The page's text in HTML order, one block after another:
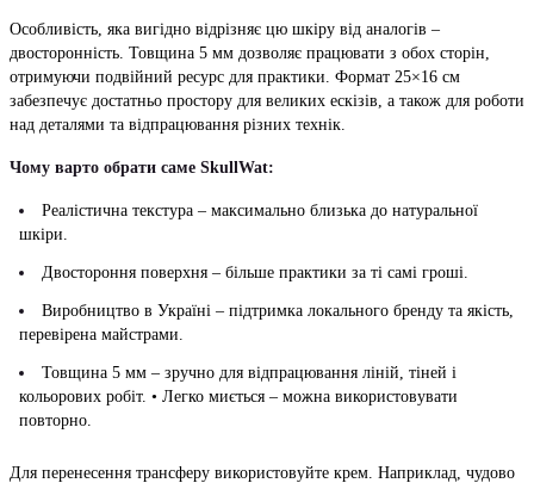
Особливість, яка вигідно відрізняє цю шкіру від аналогів –
двосторонність. Товщина 5 мм дозволяє працювати з обох сторін,
отримуючи подвійний ресурс для практики. Формат 25×16 см
забезпечує достатньо простору для великих ескізів, а також для роботи
над деталями та відпрацювання різних технік.
Чому варто обрати саме SkullWat:
Реалістична текстура – максимально близька до натуральної
шкіри.
Двостороння поверхня – більше практики за ті самі гроші.
Виробництво в Україні – підтримка локального бренду та якість,
перевірена майстрами.
Товщина 5 мм – зручно для відпрацювання ліній, тіней і
кольорових робіт. • Легко миється – можна використовувати
повторно.
Для перенесення трансферу використовуйте крем. Наприклад, чудово